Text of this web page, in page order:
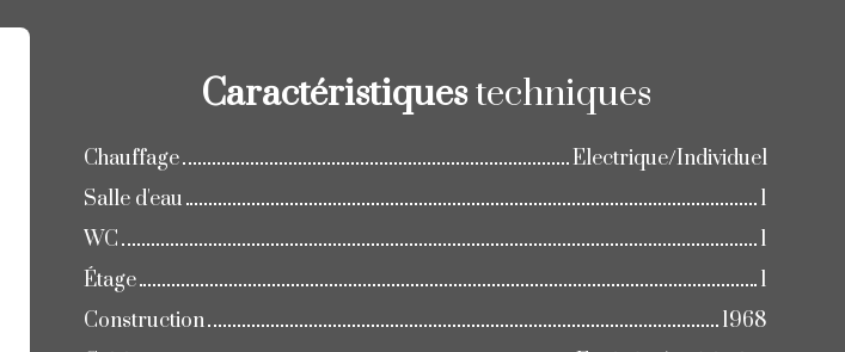
Caractéristiquestechniques
Chauffage
Electrique/Individuel
Salle d'eau
1
WC
1
Étage
1
Construction
1968